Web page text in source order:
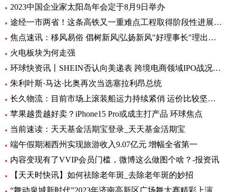
2023中国企业家太阳岛年会定于8月9日举办
途经一市两省！这条高铁又一重难点工程取得阶段性进展_前沿热点
焦点速讯：移风易俗 倡树新风|弘扬新风"好理事长"理出乡村新风尚
火电板块为何走强
环球快资讯丨SHEIN否认向美递表 跨境电商领域IPO战况如何？
朱利叶斯·马达·比奥再次当选塞拉利昂总统
长久物流：目前市场上滚装船运力持续紧俏 运价比较坚挺-当前速看
苹果越贵越好卖？iPhone15 Pro或成主打产品 环球焦点
当前速读：天天基金活期宝登录_天天基金活期宝
端午假期湘西州实现旅游收入9.07亿元 增幅全省第一
内容变现有了VVIP会员门槛，微博这么做图个啥？-报资讯
【天天时快讯】如何祛除老年斑_去除老年斑的妙招
“舞动泉城新时代”2023年济南高新区广场舞大赛精彩上演